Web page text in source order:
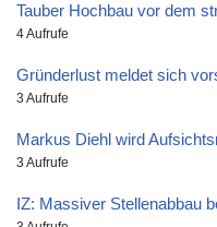
Tauber Hochbau vor dem
4 Aufrufe
Gründerlust meldet sich
3 Aufrufe
Markus Diehl wird
3 Aufrufe
IZ: Massiver Stellenabbau